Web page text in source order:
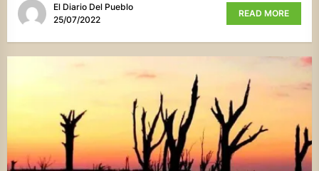
El Diario Del Pueblo
25/07/2022
READ MORE